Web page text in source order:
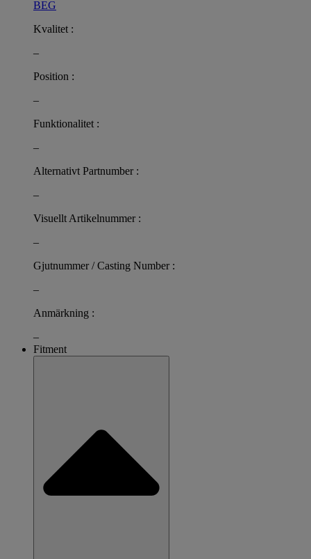
BEG
Kvalitet :
–
Position :
–
Funktionalitet :
–
Alternativt Partnumber :
–
Visuellt Artikelnummer :
–
Gjutnummer / Casting Number :
–
Anmärkning :
–
Fitment